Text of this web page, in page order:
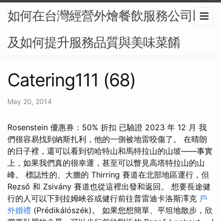
如何在台灣經營外燴餐飲服務公司以
及如何提升服務品質與美味菜餚
Catering111 (68)
May 20, 2014
Rosenstein 優惠券：50% 折扣 已驗證 2023 年 12 月 我
們很容易找到納斯扎利，他的一側被地雷咬傷了。 在晴朗
的日子裡，還可以看到切哈特山和馬特拉山的山坡——事實
上，如果我們真的很幸運，甚至可以瞥見高塔特拉山的山
峰。 標誌性的、大膽的 Thirring 賽道在北部地區運行，但
Rezső 和 Zsivány 賽道也從這裡出發和返回。 想要長途健
行的人可以下到拉姆峽谷或健行前往普雷迪卡洛斯澤克 戶
外婚禮 (Prédikálószék)。 如果您想簡單、平坦地散步，欣